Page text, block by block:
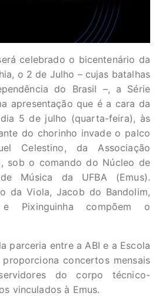
celebrado o bicentenário da
o 2 de Julho – cujas batalhas
do Brasil –, a Série
apresentação que é a cara da
5 de julho (quarta-feira), às
do chorinho invade o palco
Celestino, da Associação
sob o comando do Núcleo de
Música da UFBA (Emus).
da Viola, Jacob do Bandolim,
Pixinguinha compõem o
parceria entre a ABI e a Escola
concertos mensais
do corpo técnico-
vinculados à Emus.